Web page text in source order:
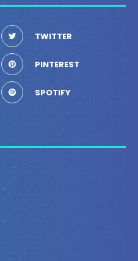
TWITTER
PINTEREST
SPOTIFY